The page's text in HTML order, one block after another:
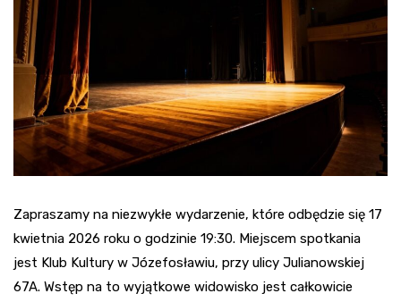
Zapraszamy na niezwykłe wydarzenie, które odbędzie się 17
kwietnia 2026 roku o godzinie 19:30. Miejscem spotkania
jest Klub Kultury w Józefosławiu, przy ulicy Julianowskiej
67A. Wstęp na to wyjątkowe widowisko jest całkowicie